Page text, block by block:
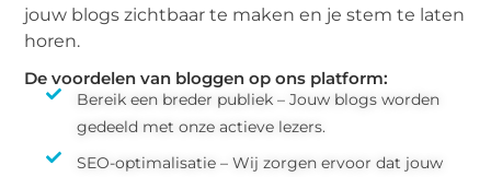
jouw blogs zichtbaar te maken en je stem te laten
horen.
De voordelen van bloggen op ons platform:
Bereik een breder publiek – Jouw blogs worden
gedeeld met onze actieve lezers.
SEO-optimalisatie – Wij zorgen ervoor dat jouw